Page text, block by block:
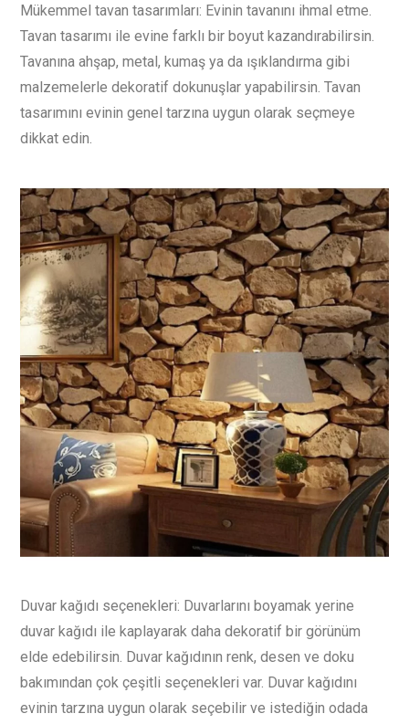
Mükemmel tavan tasarımları: Evinin tavanını ihmal etme.
Tavan tasarımı ile evine farklı bir boyut kazandırabilirsin.
Tavanına ahşap, metal, kumaş ya da ışıklandırma gibi
malzemelerle dekoratif dokunuşlar yapabilirsin. Tavan
tasarımını evinin genel tarzına uygun olarak seçmeye
dikkat edin.
Duvar kağıdı seçenekleri: Duvarlarını boyamak yerine
duvar kağıdı ile kaplayarak daha dekoratif bir görünüm
elde edebilirsin. Duvar kağıdının renk, desen ve doku
bakımından çok çeşitli seçenekleri var. Duvar kağıdını
evinin tarzına uygun olarak seçebilir ve istediğin odada